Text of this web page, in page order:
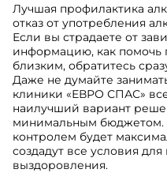
Лучшая профилактика
отказ от употребления
Если вы страдаете от
информацию, как помочь
близким, обратитесь
Даже не думайте
клиники «ЕВРО СПАС»
наилучший вариант
минимальным бюджетом.
контролем будет
создадут все условия для
выздоровления.